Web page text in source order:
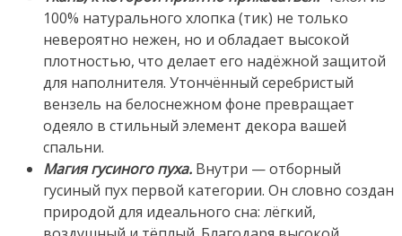
100% натурального хлопка (тик) не только
невероятно нежен, но и обладает высокой
плотностью, что делает его надёжной защитой
для наполнителя. Утончённый серебристый
вензель на белоснежном фоне превращает
одеяло в стильный элемент декора вашей
спальни.
Магия гусиного пуха. Внутри — отборный
гусиный пух первой категории. Он словно создан
природой для идеального сна: лёгкий,